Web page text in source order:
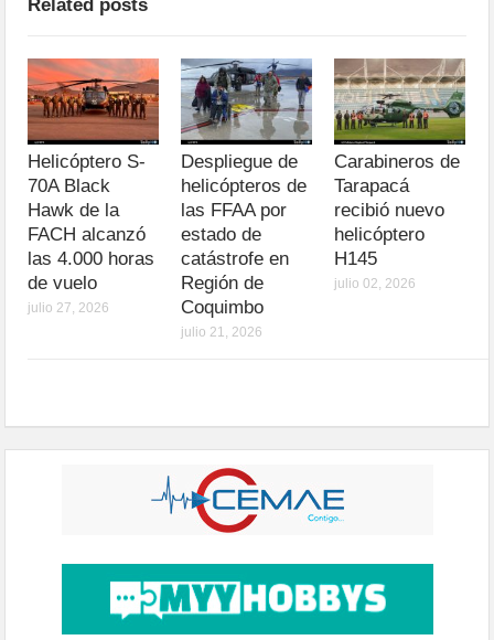
Related posts
Helicóptero S-
70A Black
Hawk de la
FACH alcanzó
las 4.000 horas
de vuelo
julio 27, 2026
Despliegue de
helicópteros de
las FFAA por
estado de
catástrofe en
Región de
Coquimbo
julio 21, 2026
Carabineros de
Tarapacá
recibió nuevo
helicóptero
H145
julio 02, 2026